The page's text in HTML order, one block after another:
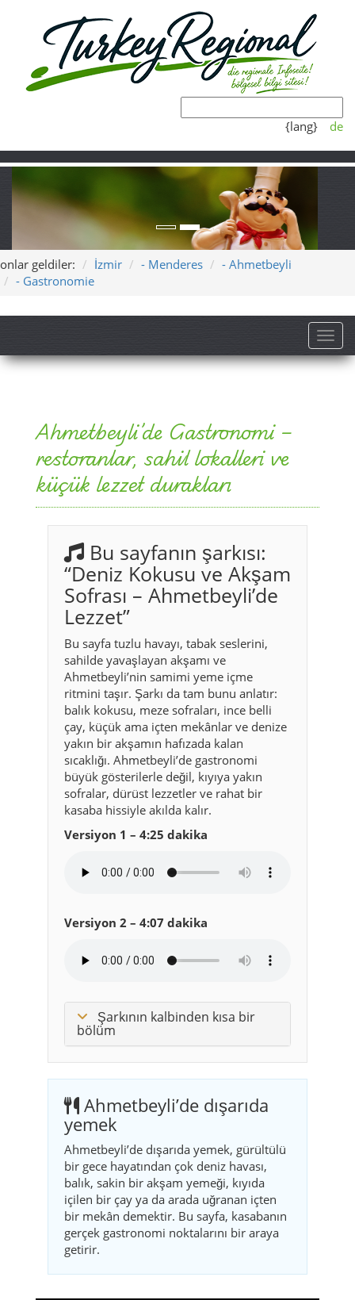
{lang} de
onlar geldiler: - Menderes
- Ahmetbeyli
- Gastronomie
Ahmetbeyli’de Gastronomi –
restoranlar, sahil lokalleri ve
Bu sayfanın şarkısı:
“Deniz Kokusu ve Akşam
Sofrası – Ahmetbeyli’de
Lezzet”
Bu sayfa tuzlu havayı, tabak seslerini,
sahilde yavaşlayan akşamı ve
Ahmetbeyli’nin samimi yeme içme
ritmini taşır. Şarkı da tam bunu anlatır:
balık kokusu, meze sofraları, ince belli
çay, küçük ama içten mekânlar ve denize
yakın bir akşamın hafızada kalan
sıcaklığı. Ahmetbeyli’de gastronomi
büyük gösterilerle değil, kıyıya yakın
sofralar, dürüst lezzetler ve rahat bir
kasaba hissiyle akılda kalır.
Versiyon 1 – 4:25 dakika
Versiyon 2 – 4:07 dakika
Şarkının kalbinden kısa bir
Ahmetbeyli’de dışarıda
yemek
Ahmetbeyli’de dışarıda yemek, gürültülü
bir gece hayatından çok deniz havası,
balık, sakin bir akşam yemeği, kıyıda
içilen bir çay ya da arada uğranan içten
bir mekân demektir. Bu sayfa, kasabanın
gerçek gastronomi noktalarını bir araya
getirir.